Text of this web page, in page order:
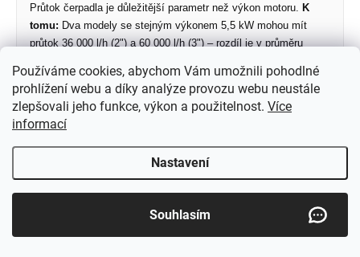
Používáme cookies, abychom Vám umožnili pohodlné
prohlížení webu a díky analýze provozu webu neustále
zlepšovali jeho funkce, výkon a použitelnost. Více
informací
Nastavení
Souhlasím
Průtok čerpadla je důležitější parametr než výkon motoru. K
tomu: Dva modely se stejným výkonem 5,5 kW mohou mít
průtok 36 000 l/h (2") a 60 000 l/h (3") – rozdíl je v průměru
Z ČEHO VYCHÁZÍME
Záměna norem D25 a C52 je nejčastější příčinou nefunkční